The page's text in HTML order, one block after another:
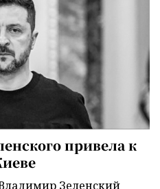
привела к
Зеленский